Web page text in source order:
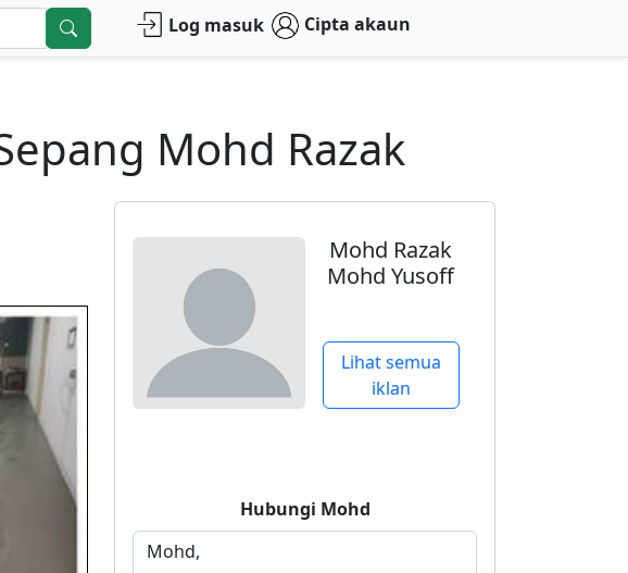
Log masuk Cipta akaun
Mohd Razak
Mohd Razak
Mohd Yusoff
Lihat semua
iklan
Hubungi Mohd